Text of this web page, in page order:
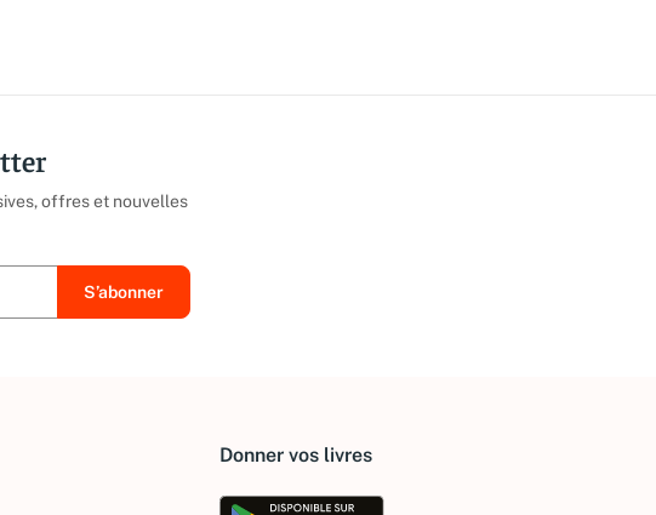
offres et nouvelles
Donner vos livres